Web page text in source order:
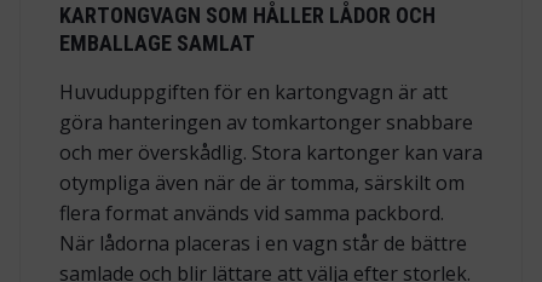
KARTONGVAGN SOM HÅLLER LÅDOR OCH
EMBALLAGE SAMLAT
Huvuduppgiften för en kartongvagn är att
göra hanteringen av tomkartonger snabbare
och mer överskådlig. Stora kartonger kan vara
otympliga även när de är tomma, särskilt om
flera format används vid samma packbord.
När lådorna placeras i en vagn står de bättre
samlade och blir lättare att välja efter storlek.